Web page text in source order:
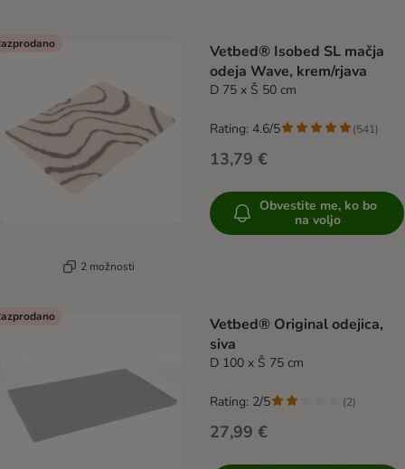
2 možnosti
Vetbed® Isobed SL mačja
odeja Wave, krem/rjava
D 75 x Š 50 cm
13,79 €
Rating: 4.6/5 (541)
Obvestite me, ko bo
na voljo
Vetbed® Original odejica,
siva
D 100 x Š 75 cm
27,99 €
Rating: 2/5 (2)